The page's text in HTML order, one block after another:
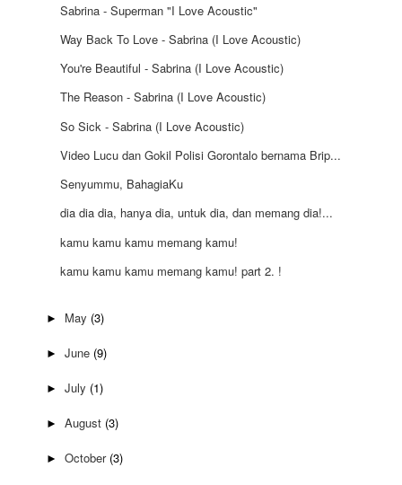
Sabrina - Superman "I Love Acoustic"
Way Back To Love - Sabrina (I Love Acoustic)
You're Beautiful - Sabrina (I Love Acoustic)
The Reason - Sabrina (I Love Acoustic)
So Sick - Sabrina (I Love Acoustic)
Video Lucu dan Gokil Polisi Gorontalo bernama Brip...
Senyummu, BahagiaKu
dia dia dia, hanya dia, untuk dia, dan memang dia!...
kamu kamu kamu memang kamu!
kamu kamu kamu memang kamu! part 2. !
► May (3)
► June (9)
► July (1)
► August (3)
► October (3)